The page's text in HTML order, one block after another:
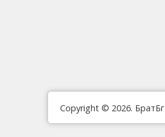
Copyright © 2026. БратБг